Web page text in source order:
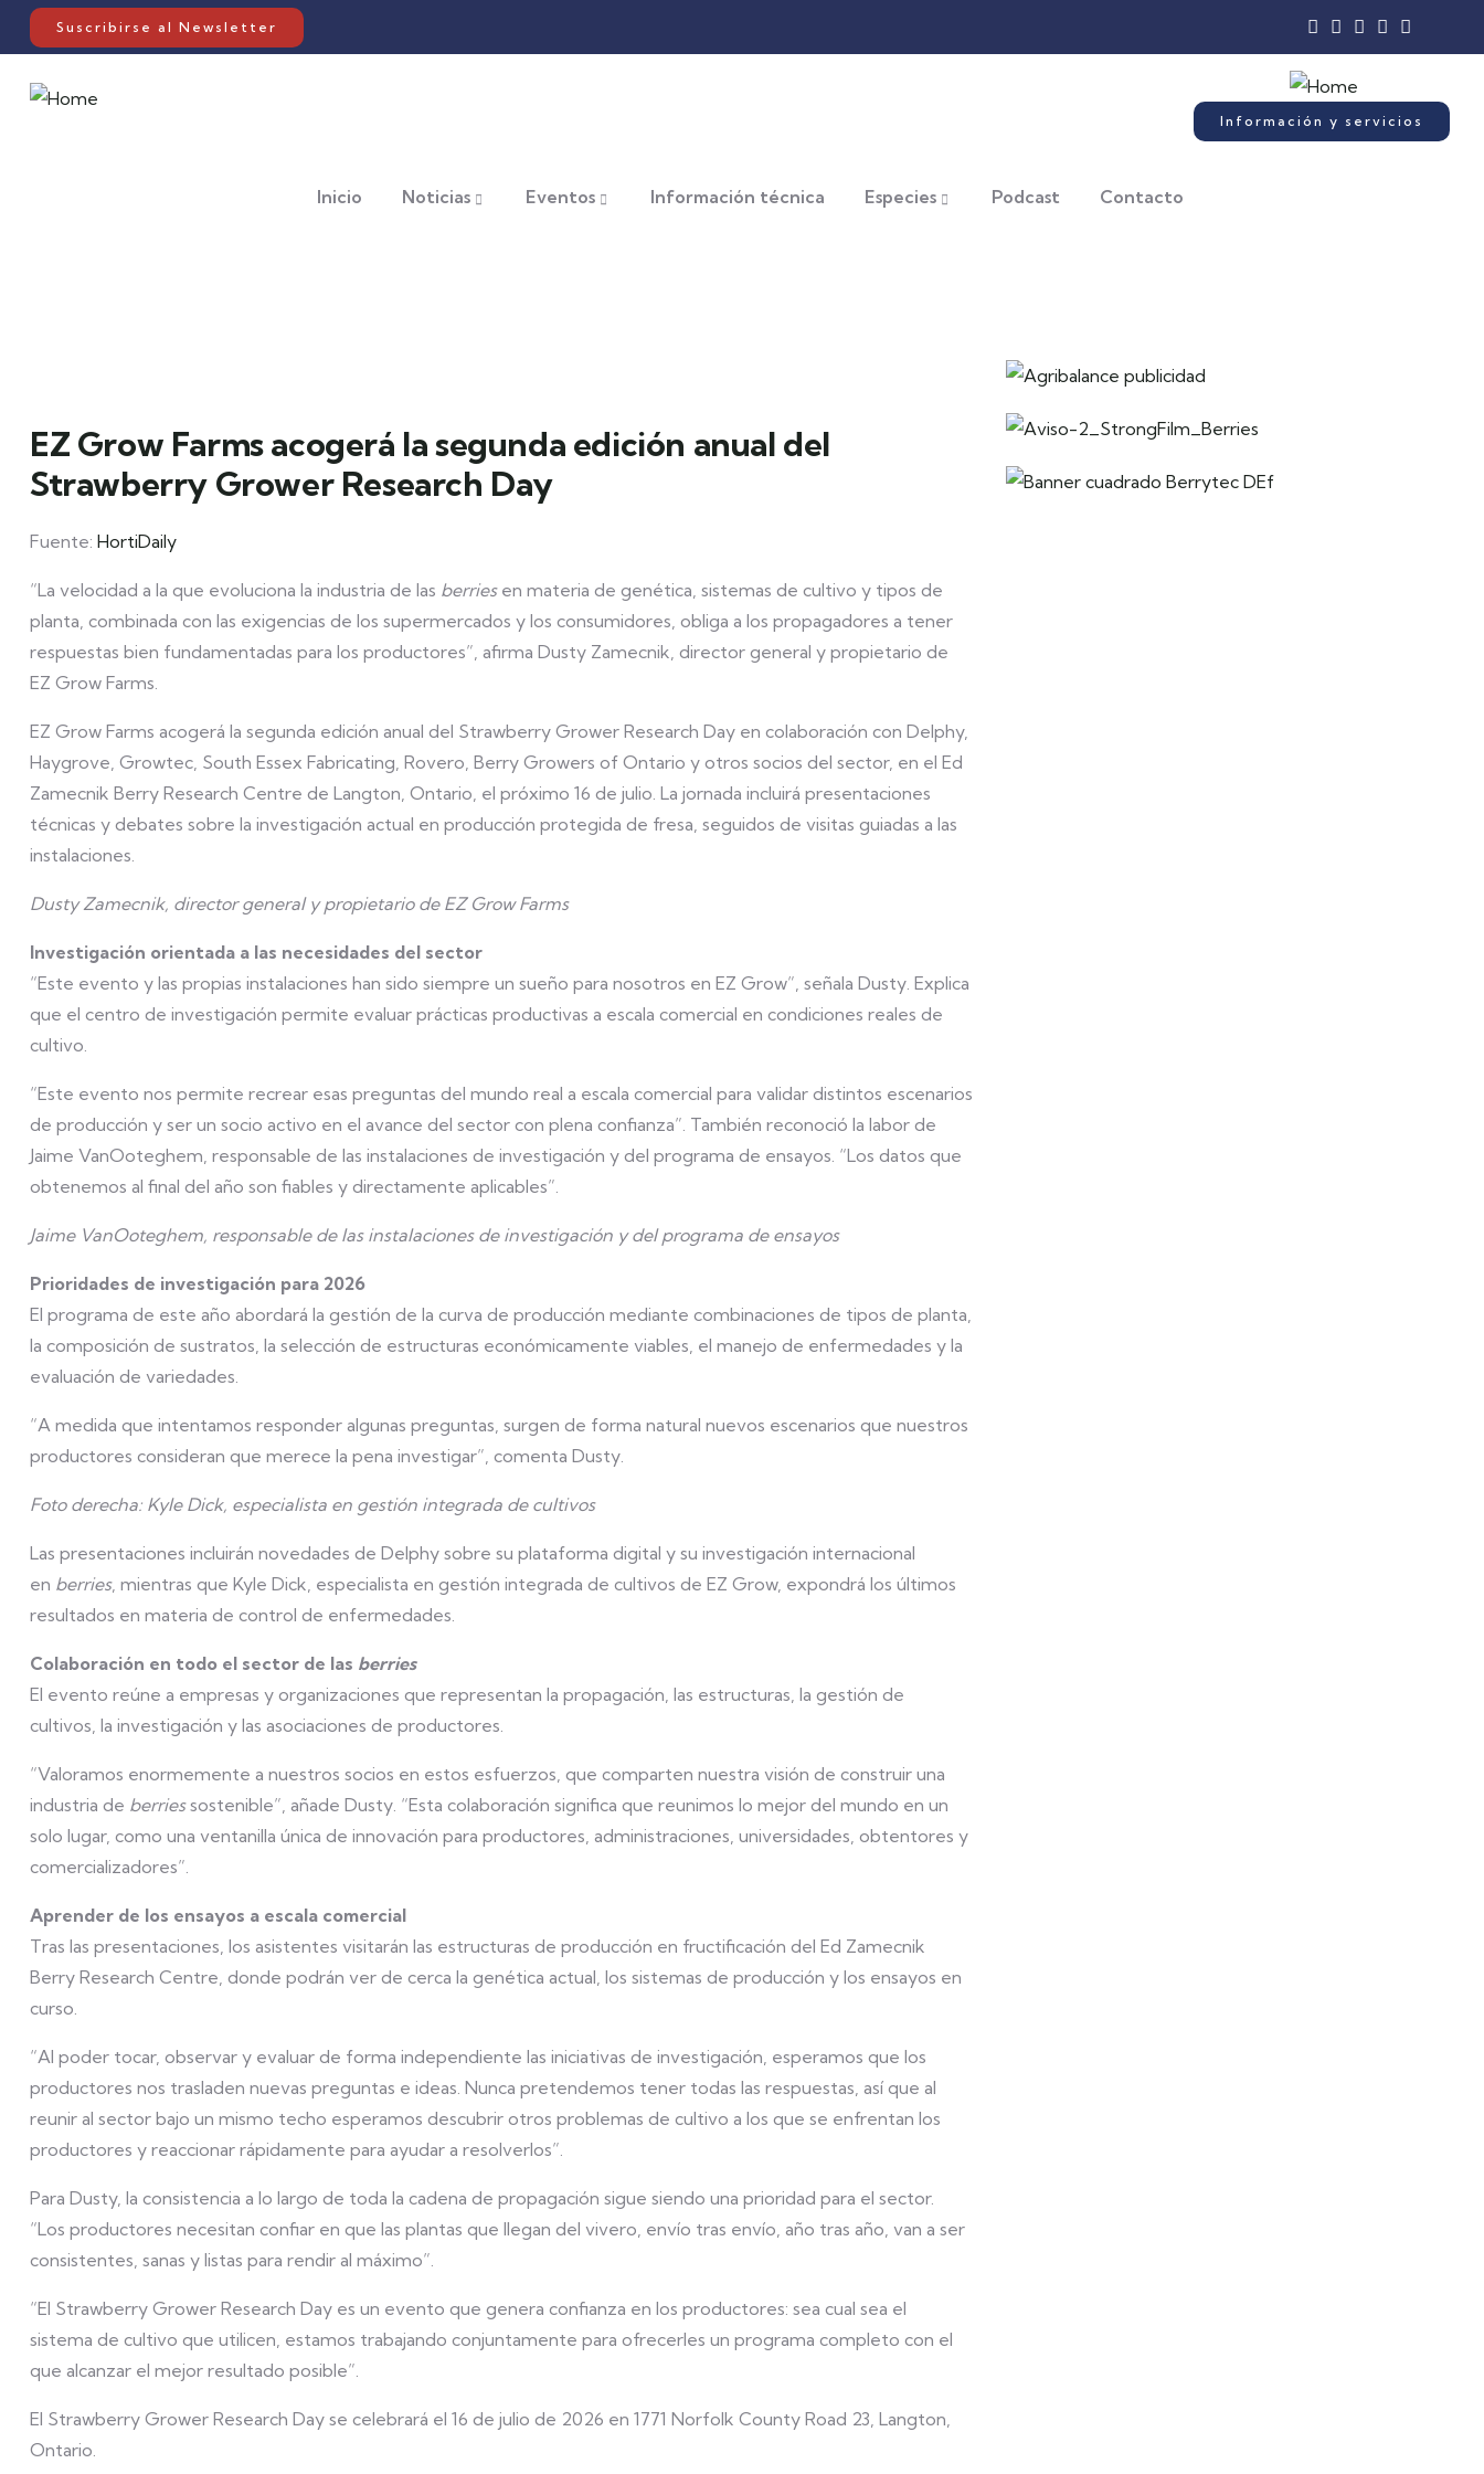
Suscribirse al Newsletter
Información y servicios
Inicio Noticias Eventos Información técnica Especies Podcast Contacto
EZ Grow Farms acogerá la segunda edición anual del
Strawberry Grower Research Day
Fuente: HortiDaily
“La velocidad a la que evoluciona la industria de las berriesen materia de genética, sistemas de cultivo y tipos de
planta, combinada con las exigencias de los supermercados y los consumidores, obliga a los propagadores a tener
respuestas bien fundamentadas para los productores”, afirma Dusty Zamecnik, director general y propietario de
EZ Grow Farms.
EZ Grow Farms acogerá la segunda edición anual del Strawberry Grower Research Day en colaboración con Delphy,
Haygrove, Growtec, South Essex Fabricating, Rovero, Berry Growers of Ontario y otros socios del sector, en el Ed
Zamecnik Berry Research Centre de Langton, Ontario, el próximo 16 de julio. La jornada incluirá presentaciones
técnicas y debates sobre la investigación actual en producción protegida de fresa, seguidos de visitas guiadas a las
instalaciones.
Dusty Zamecnik, director general y propietario de EZ Grow Farms
Investigación orientada a las necesidades del sector
“Este evento y las propias instalaciones han sido siempre un sueño para nosotros en EZ Grow”, señala Dusty. Explica
que el centro de investigación permite evaluar prácticas productivas a escala comercial en condiciones reales de
cultivo.
“Este evento nos permite recrear esas preguntas del mundo real a escala comercial para validar distintos escenarios
de producción y ser un socio activo en el avance del sector con plena confianza”. También reconoció la labor de
Jaime VanOoteghem, responsable de las instalaciones de investigación y del programa de ensayos. “Los datos que
obtenemos al final del año son fiables y directamente aplicables”.
Jaime VanOoteghem, responsable de las instalaciones de investigación y del programa de ensayos
Prioridades de investigación para 2026
El programa de este año abordará la gestión de la curva de producción mediante combinaciones de tipos de planta,
la composición de sustratos, la selección de estructuras económicamente viables, el manejo de enfermedades y la
evaluación de variedades.
“A medida que intentamos responder algunas preguntas, surgen de forma natural nuevos escenarios que nuestros
productores consideran que merece la pena investigar”, comenta Dusty.
Foto derecha: Kyle Dick, especialista en gestión integrada de cultivos
Las presentaciones incluirán novedades de Delphy sobre su plataforma digital y su investigación internacional
en berries, mientras que Kyle Dick, especialista en gestión integrada de cultivos de EZ Grow, expondrá los últimos
resultados en materia de control de enfermedades.
Colaboración en todo el sector de las berries
El evento reúne a empresas y organizaciones que representan la propagación, las estructuras, la gestión de
cultivos, la investigación y las asociaciones de productores.
“Valoramos enormemente a nuestros socios en estos esfuerzos, que comparten nuestra visión de construir una
industria de berriessostenible”, añade Dusty. “Esta colaboración significa que reunimos lo mejor del mundo en un
solo lugar, como una ventanilla única de innovación para productores, administraciones, universidades, obtentores y
comercializadores”.
Aprender de los ensayos a escala comercial
Tras las presentaciones, los asistentes visitarán las estructuras de producción en fructificación del Ed Zamecnik
Berry Research Centre, donde podrán ver de cerca la genética actual, los sistemas de producción y los ensayos en
curso.
“Al poder tocar, observar y evaluar de forma independiente las iniciativas de investigación, esperamos que los
productores nos trasladen nuevas preguntas e ideas. Nunca pretendemos tener todas las respuestas, así que al
reunir al sector bajo un mismo techo esperamos descubrir otros problemas de cultivo a los que se enfrentan los
productores y reaccionar rápidamente para ayudar a resolverlos”.
Para Dusty, la consistencia a lo largo de toda la cadena de propagación sigue siendo una prioridad para el sector.
“Los productores necesitan confiar en que las plantas que llegan del vivero, envío tras envío, año tras año, van a ser
consistentes, sanas y listas para rendir al máximo”.
“El Strawberry Grower Research Day es un evento que genera confianza en los productores: sea cual sea el
sistema de cultivo que utilicen, estamos trabajando conjuntamente para ofrecerles un programa completo con el
que alcanzar el mejor resultado posible”.
El Strawberry Grower Research Day se celebrará el 16 de julio de 2026 en 1771 Norfolk County Road 23, Langton,
Ontario.